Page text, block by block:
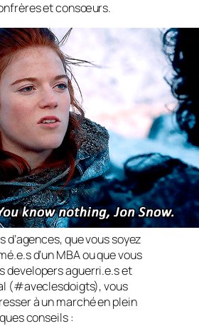
et consœurs.
d’agences, que vous soyez
d’un MBA ou que vous
developersaguerri.e.s et
(#aveclesdoigts), vous
à un marché en plein
conseils :